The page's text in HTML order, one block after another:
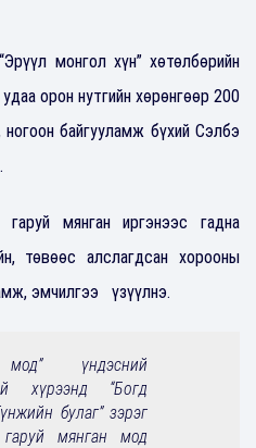
монгол хүн” хөтөлбөрийн
орон нутгийн хөрөнгөөр 200
байгууламж бүхий Сэлбэ
мянган иргэнээс гадна
төвөөс алслагдсан хорооны
эмчилгээ үзүүлнэ.
үндэсний
хүрээнд “Богд
булаг” зэрэг
мянган мод